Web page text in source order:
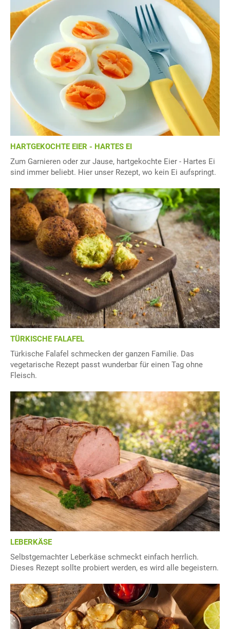
HARTGEKOCHTE EIER - HARTES EI
Zum Garnieren oder zur Jause, hartgekochte Eier - Hartes Ei
sind immer beliebt. Hier unser Rezept, wo kein Ei aufspringt.
TÜRKISCHE FALAFEL
Türkische Falafel schmecken der ganzen Familie. Das
vegetarische Rezept passt wunderbar für einen Tag ohne
Fleisch.
LEBERKÄSE
Selbstgemachter Leberkäse schmeckt einfach herrlich.
Dieses Rezept sollte probiert werden, es wird alle begeistern.